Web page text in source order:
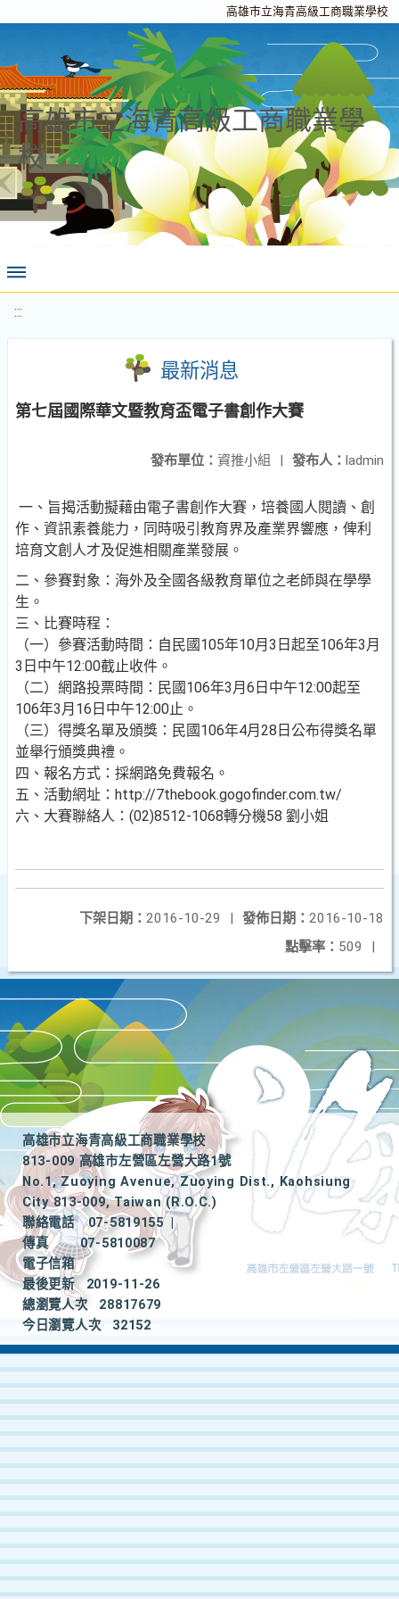
高雄市立海青高級工商職業學校
高雄市立海青高級工商職業學
校
:::
最新消息
第七屆國際華文暨教育盃電子書創作大賽
發布人： ladmin
發布單位： 資推小組 |
一、旨揭活動擬藉由電子書創作大賽，培養國人閱讀、創
作、資訊素養能力，同時吸引教育界及產業界響應，俾利
培育文創人才及促進相關產業發展。
二、參賽對象：海外及全國各級教育單位之老師與在學學
生。
三、比賽時程：
（一）參賽活動時間：自民國105年10月3日起至106年3月
3日中午12:00截止收件。
（二）網路投票時間：民國106年3月6日中午12:00起至
106年3月16日中午12:00止。
（三）得獎名單及頒獎：民國106年4月28日公布得獎名單
並舉行頒獎典禮。
四、報名方式：採網路免費報名。
五、活動網址：http://7thebook.gogofinder.com.tw/
六、大賽聯絡人：(02)8512-1068轉分機58 劉小姐
發佈日期： 2016-10-18
下架日期： 2016-10-29
|
點擊率： 509 |
高雄市立海青高級工商職業學校
813-009 高雄市左營區左營大路1號
No.1, Zuoying Avenue, Zuoying Dist., Kaohsiung
City 813-009, Taiwan (R.O.C.)
聯絡電話
07-5819155
|
傳真
07-5810087
電子信箱
最後更新
2019-11-26
總瀏覽人次
28817679
今日瀏覽人次
32152